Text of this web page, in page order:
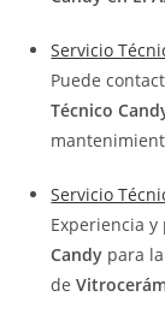
Servicio
Puede
Técnico
Servicio
Experiencia
Candy para
de